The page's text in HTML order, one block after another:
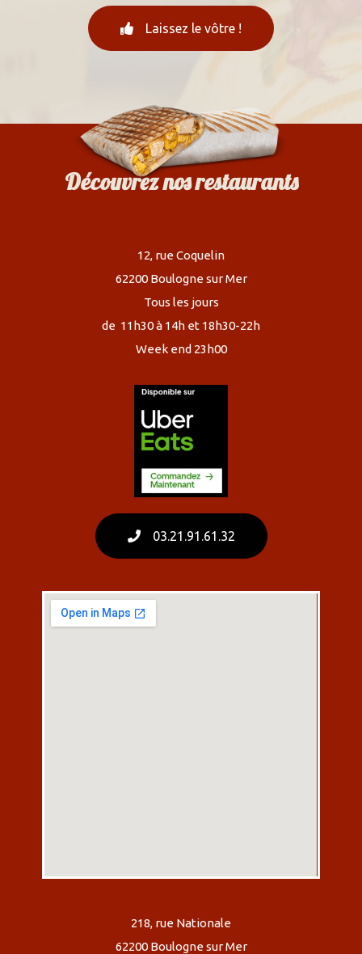
Laissez le vôtre !
Découvrez nosrestaurants
12, rue Coquelin
62200 Boulogne sur Mer
Tous les jours
de 11h30 à 14h et 18h30-22h
Week end 23h00
03.21.91.61.32
218, rue Nationale
62200 Boulogne sur Mer